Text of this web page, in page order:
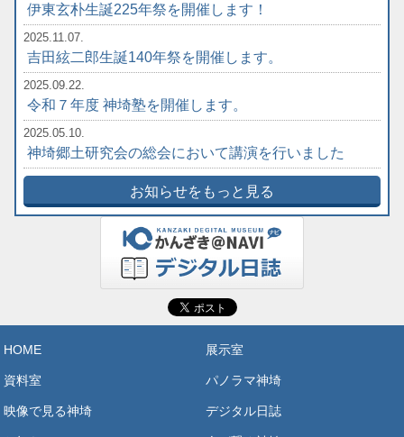
伊東玄朴生誕225年祭を開催します！
2025.11.07.
吉田絃二郎生誕140年祭を開催します。
2025.09.22.
令和７年度 神埼塾を開催します。
2025.05.10.
神埼郷土研究会の総会において講演を行いました
お知らせをもっと見る
HOME 展示室
資料室 パノラマ神埼
映像で見る神埼 デジタル日誌